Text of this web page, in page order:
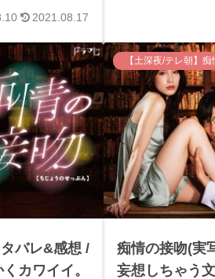
2021.08.17
バレ&感想 /
カワイイ。
【土深夜/テレ朝】
痴情の接吻(実
妄想しちゃう